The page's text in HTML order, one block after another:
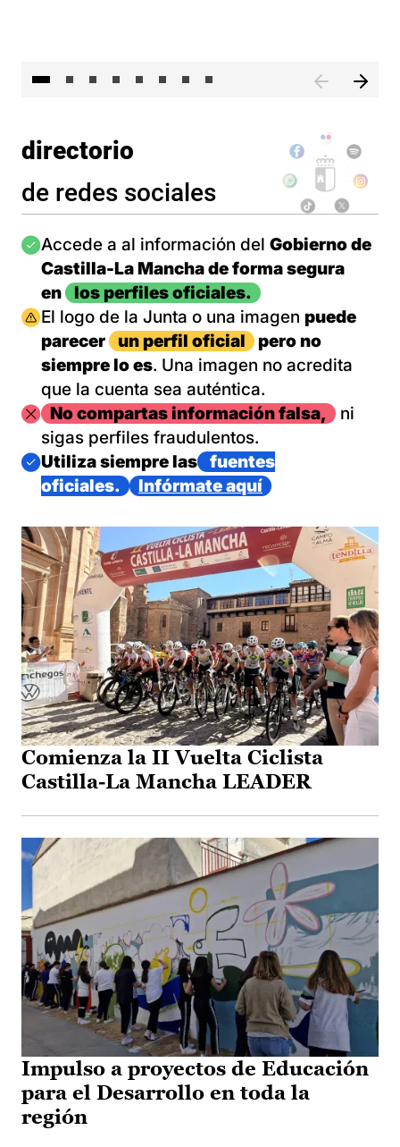
directorio
de redes sociales
Imagen
Accede a al información del Gobierno de
Castilla-La Mancha de forma segura
en
los perfiles oficiales.
Imagen
El logo de la Junta o una imagen puede
parecer
un perfil oficial
pero no
siempre lo es. Una imagen no acredita
que la cuenta sea auténtica.
ImagenNo compartas información falsa,
ni
sigas perfiles fraudulentos.
Imagen
Utiliza siempre las
fuentes
oficiales.
Infórmate aquí
Comienza la II Vuelta Ciclista
Castilla-La Mancha LEADER
Impulso a proyectos de Educación
para el Desarrollo en toda la
región